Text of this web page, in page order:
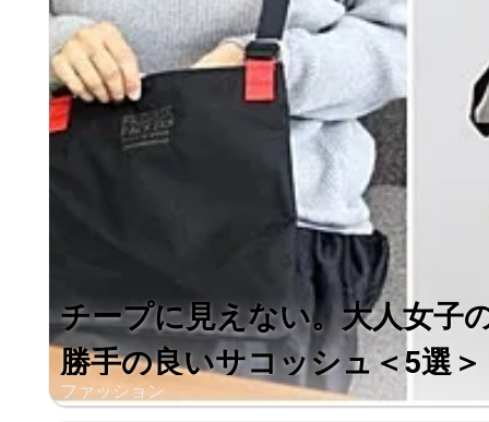
チープに見えない。大人女子
勝手の良いサコッシュ＜5選＞
ファッション